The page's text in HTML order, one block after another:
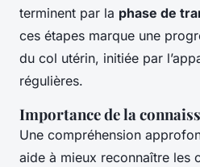
terminent par la phase de
ces étapes marque une
du col utérin, initiée par
régulières.
Importance de la
Une compréhension
aide à mieux reconnaître les